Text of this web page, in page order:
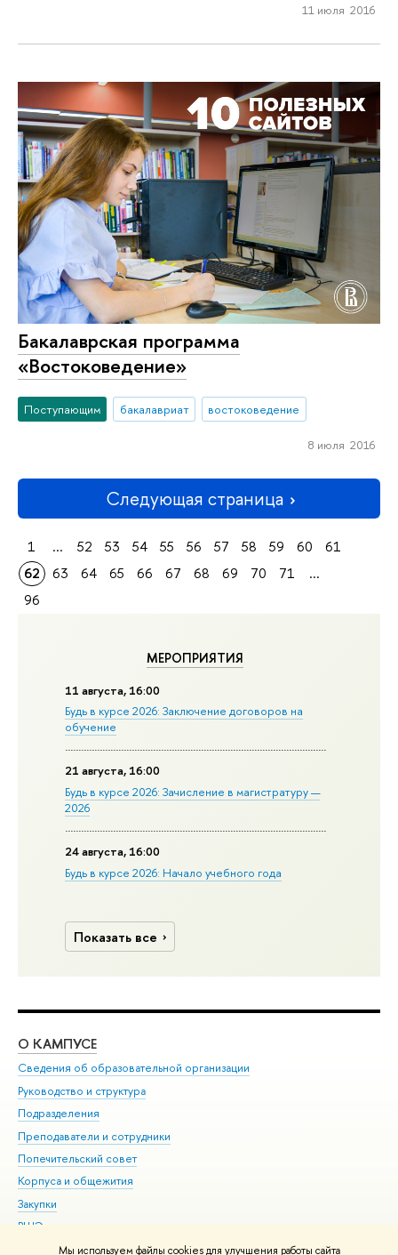
Мы используем файлы cookies для улучшения работы сайта
МЕРОПРИЯТИЯ
11 августа, 16:00
Будь в курсе 2026: Заключение договоров на
обучение
21 августа, 16:00
Будь в курсе 2026: Зачисление в магистратуру —
2026
24 августа, 16:00
Будь в курсе 2026: Начало учебного года
Показать все
11 июля 2016
Бакалаврская программа
«Востоковедение»
Поступающим бакалавриат востоковедение
8 июля 2016
Следующая страница
1 ... 52 53 54 55 56 57 58 59 60
61
62
63 64 65 66 67 68 69 70 71
...
96
О КАМПУСЕ
Сведения об образовательной организации
Руководство и структура
Подразделения
Преподаватели и сотрудники
Попечительский совет
Корпуса и общежития
Закупки
ВШЭ для студентов с ограниченными возможностями
здоровья и инвалидностью